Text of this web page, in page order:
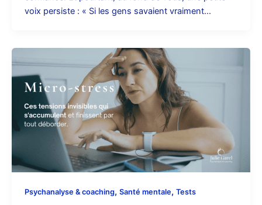
voix persiste : « Si les gens savaient vraiment…
Psychanalyse & coaching, Santé mentale, Tests